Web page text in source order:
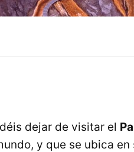
dejar de visitar el
y que se ubica